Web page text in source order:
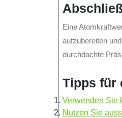
Eine
aufzubereiten
durchdachte
Tipps für
Verwenden Sie
Nutzen Sie